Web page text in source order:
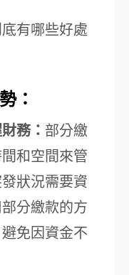
有哪些好處
：
務： 部分繳
和空間來管
狀況需要資
分繳款的方
免因資金不